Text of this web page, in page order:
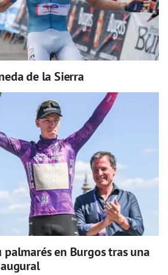
de la Sierra
palmarés en Burgos tras una